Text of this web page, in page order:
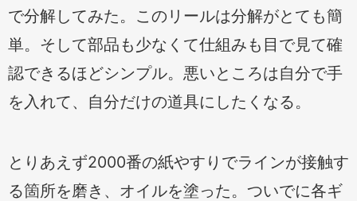
で分解してみた。このリールは分解がとても簡
単。そして部品も少なくて仕組みも目で見て確
認できるほどシンプル。悪いところは自分で手
を入れて、自分だけの道具にしたくなる。
とりあえず2000番の紙やすりでラインが接触す
る箇所を磨き、オイルを塗った。ついでに各ギ